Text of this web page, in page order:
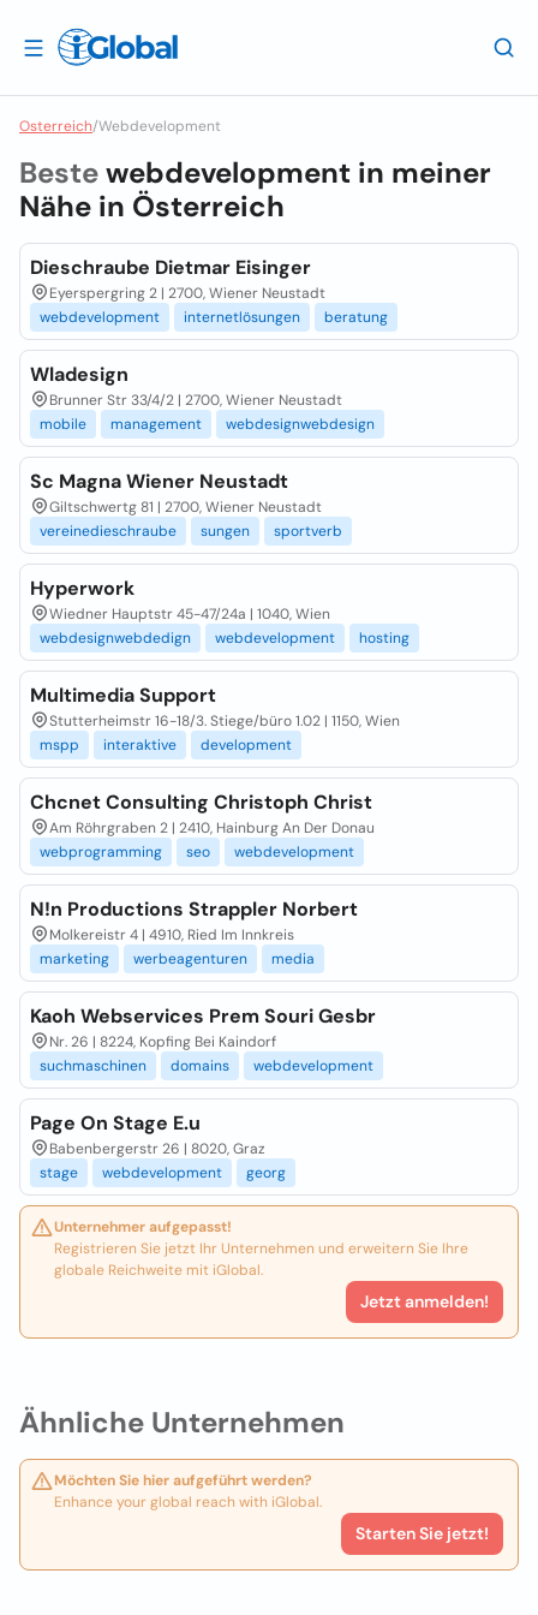
Osterreich/Webdevelopment
Ähnliche Unternehmen
Möchten Sie hier aufgeführt werden?
Enhance your global reach with iGlobal.
Starten Sie jetzt!
Bestewebdevelopment in meiner
Nähe in Österreich
Dieschraube Dietmar Eisinger
Eyerspergring 2 | 2700, Wiener Neustadt
webdevelopment
internetlösungen beratung
Wladesign
Brunner Str 33/4/2 | 2700, Wiener Neustadt
mobile
management webdesignwebdesign
Sc Magna Wiener Neustadt
Giltschwertg 81 | 2700, Wiener Neustadt
vereinedieschraube
sungen sportverb
Hyperwork
Wiedner Hauptstr 45-47/24a | 1040, Wien
webdesignwebdedign
webdevelopment hosting
Multimedia Support
Stutterheimstr 16-18/3. Stiege/büro 1.02 | 1150, Wien
mspp
interaktive development
Chcnet Consulting Christoph Christ
Am Röhrgraben 2 | 2410, Hainburg An Der Donau
webprogramming
seo webdevelopment
N!n Productions Strappler Norbert
Molkereistr 4 | 4910, Ried Im Innkreis
marketing
werbeagenturen media
Kaoh Webservices Prem Souri Gesbr
Nr. 26 | 8224, Kopfing Bei Kaindorf
suchmaschinen
domains webdevelopment
Page On Stage E.u
Babenbergerstr 26 | 8020, Graz
stage
webdevelopment georg
Unternehmer aufgepasst!
Registrieren Sie jetzt Ihr Unternehmen und erweitern Sie Ihre
globale Reichweite mit iGlobal.
Jetzt anmelden!